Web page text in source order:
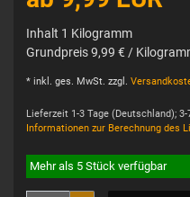
Inhalt 1 Kilogramm
Grundpreis9,99 € /
* inkl. ges. MwSt. zzgl.
Lieferzeit 1-3 Tage (Deutschland);
Informationen zur Berechnung des
Mehr als 5 Stück verfügbar